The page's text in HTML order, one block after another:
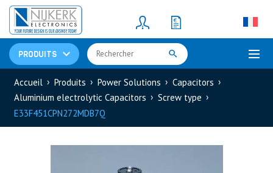
PRODUITS
Resistors(781)
Shunt Resistor
Accueil Produits Power Solutions
Capacitors
Aluminium electrolytic Capacitors
Screw type
E33F451CPN272MDB7Q